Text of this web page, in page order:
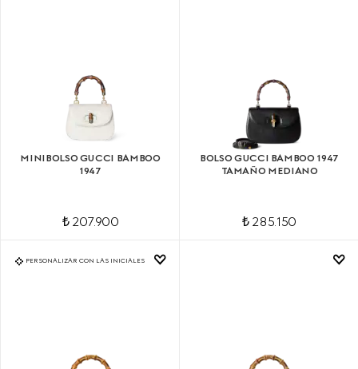
MINIBOLSO GUCCI BAMBOO
1947
₺ 207.900
BOLSO GUCCI BAMBOO 1947
TAMAÑO MEDIANO
₺ 285.150
PERSONALIZAR CON LAS INICIALES